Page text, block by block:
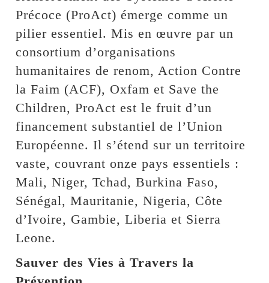
Précoce (ProAct) émerge comme un
pilier essentiel. Mis en œuvre par un
consortium d’organisations
humanitaires de renom, Action Contre
la Faim (ACF), Oxfam et Save the
Children, ProAct est le fruit d’un
financement substantiel de l’Union
Européenne. Il s’étend sur un territoire
vaste, couvrant onze pays essentiels :
Mali, Niger, Tchad, Burkina Faso,
Sénégal, Mauritanie, Nigeria, Côte
d’Ivoire, Gambie, Liberia et Sierra
Leone.
Sauver des Vies à Travers la